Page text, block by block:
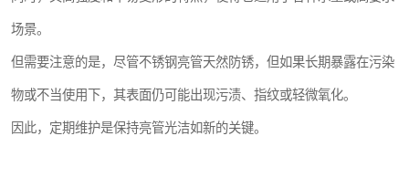
场景。
但需要注意的是，尽管不锈钢亮管天然防锈，但如果长期暴露在污染
物或不当使用下，其表面仍可能出现污渍、指纹或轻微氧化。
因此，定期维护是保持亮管光洁如新的关键。